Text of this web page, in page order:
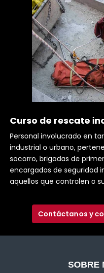
Curso de rescate
Personal involucrado en
industrial o urbano,
socorro, brigadas de
encargados de seguridad
aquellos que controlen o
Contáctanos y
SOBRE